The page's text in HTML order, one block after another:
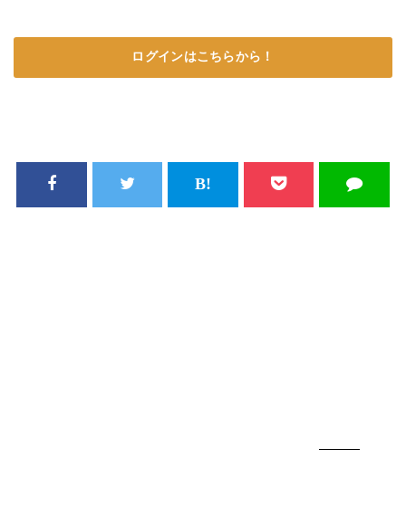
ログインはこちらから！